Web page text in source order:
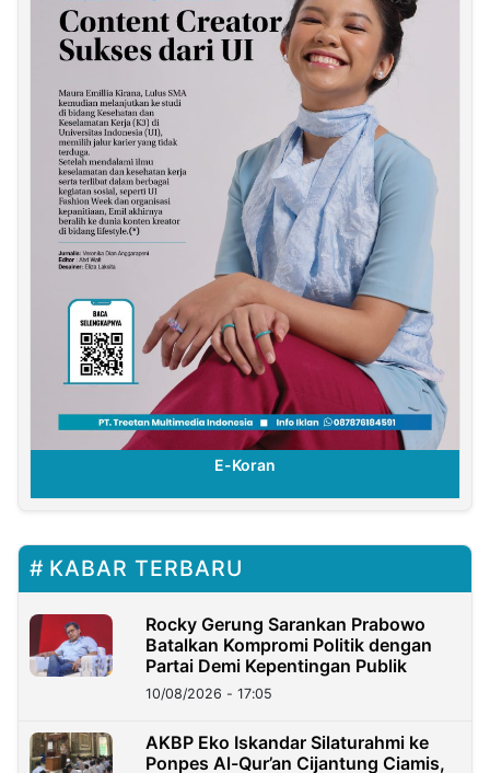
E-Koran
KABAR TERBARU
Rocky Gerung Sarankan Prabowo
Batalkan Kompromi Politik dengan
Partai Demi Kepentingan Publik
10/08/2026 - 17:05
AKBP Eko Iskandar Silaturahmi ke
Ponpes Al-Qur’an Cijantung Ciamis,